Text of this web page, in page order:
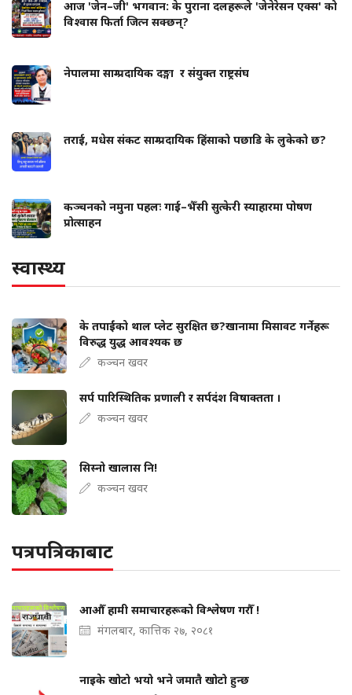
आज 'जेन–जी' भगवान: के पुराना दलहरूले 'जेनेरेसन एक्स' को
विश्वास फिर्ता जित्न सक्छन्?
नेपालमा साम्प्रदायिक दङ्गा र संयुक्त राष्ट्रसंघ
तराई, मधेस संकट साम्प्रदायिक हिंसाको पछाडि के लुकेको छ?
कञ्चनको नमुना पहलः गाई–भैँसी सुत्केरी स्याहारमा पोषण
प्रोत्साहन
स्वास्थ्य
के तपाईंको थाल प्लेट सुरक्षित छ?खानामा मिसावट गर्नेहरू
विरुद्ध युद्ध आवश्यक छ
कञ्चन खवर
सर्प पारिस्थितिक प्रणाली र सर्पदंश विषाक्तता ।
कञ्चन खवर
सिस्नो खालास नि!
कञ्चन खवर
पत्रपत्रिकाबाट
आऔँ हामी समाचारहरूको विश्लेषण गरौँ !
मंगलबार, कात्तिक २७, २०८१
नाइके खोटो भयो भने जमातै खोटो हुन्छ